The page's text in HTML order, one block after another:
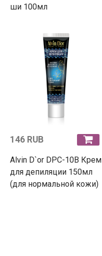
ши 100мл
146 RUB
Alvin D`or DPC-10B Крем
для депиляции 150мл
(для нормальной кожи)